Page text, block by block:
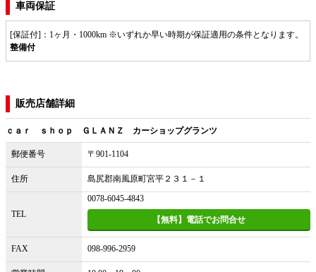
車両保証
[保証付]：1ヶ月・1000km ※いずれか早い時期が保証適用の条件となります。
整備付
販売店舗詳細
ｃａｒ ｓｈｏｐ ＧＬＡＮＺ カーショップグランツ
郵便番号 〒901-1104
住所 島尻郡南風原町宮平２３１－１
TEL
0078-6045-4843
【無料】電話でお問合せ
FAX 098-996-2959